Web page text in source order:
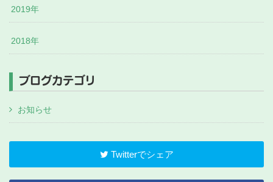
2019年
2018年
ブログカテゴリ
お知らせ
Twitterでシェア